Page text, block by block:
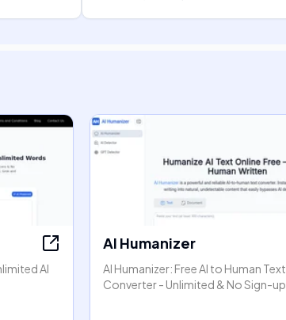
AI
AI Humanizer
AI Humanizer: Free AI to Human Text
Converter - Unlimited & No Sign-up